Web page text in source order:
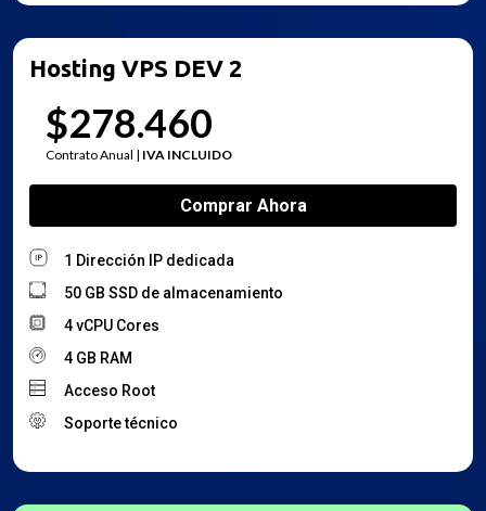
Hosting VPS DEV 2
$278.460
Contrato Anual | IVA INCLUIDO
1 Dirección IP dedicada
50 GB SSD de almacenamiento
4 vCPU Cores
4 GB RAM
Acceso Root
Soporte técnico